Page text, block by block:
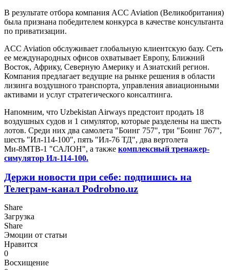
В результате отбора компания ACC Aviation (Великобритания)
была признана победителем конкурса в качестве консультанта
по приватизации.
ACC Aviation обслуживает глобальную клиентскую базу. Сеть
ее международных офисов охватывает Европу, Ближний
Восток, Африку, Северную Америку и Азиатский регион.
Компания предлагает ведущие на рынке решения в области
лизинга воздушного транспорта, управления авиационными
активами и услуг стратегического консалтинга.
Напомним, что Uzbekistan Airways предстоит продать 18
воздушных судов и 1 симулятор, которые разделены на шесть
лотов. Среди них два самолета "Боинг 757", три "Боинг 767",
шесть "Ил-114-100", пять "Ил-76 ТД", два вертолета
Ми-8МТВ-1 "САЛОН", а также комплексный тренажер-
симулятор Ил-114-100.
Держи новости при себе: подпишись на
Телеграм-канал Podrobno.uz
Share
Загрузка
Share
Эмоции от статьи
Нравится
0
Восхищение